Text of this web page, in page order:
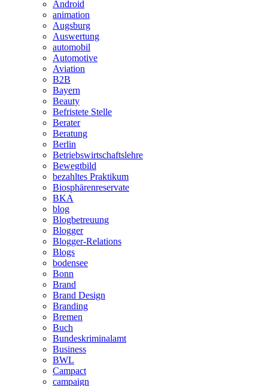
Android
animation
Augsburg
Auswertung
automobil
Automotive
Aviation
B2B
Bayern
Beauty
Befristete Stelle
Berater
Beratung
Berlin
Betriebswirtschaftslehre
Bewegtbild
bezahltes Praktikum
Biosphärenreservate
BKA
blog
Blogbetreuung
Blogger
Blogger-Relations
Blogs
bodensee
Bonn
Brand
Brand Design
Branding
Bremen
Buch
Bundeskriminalamt
Business
BWL
Campact
campaign